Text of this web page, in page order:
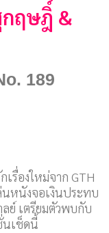
ฤษฎิ์ &
189
รื่องใหม่จาก GTH
นหนังจอเงินประทบ
ย์ เตรียมตัวพบกับ
นเช็ดนี้